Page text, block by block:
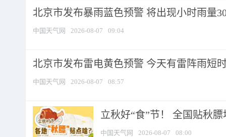
北京市发布暴雨蓝色预警 将出现小时雨量
中国天气网 2026-08-07 09:04
北京市发布雷电黄色预警 今天有雷阵雨短
中国天气网 2026-08-07 08:57
立秋好“食”节！ 全国贴秋
中国天气网 2026-08-07 08:00